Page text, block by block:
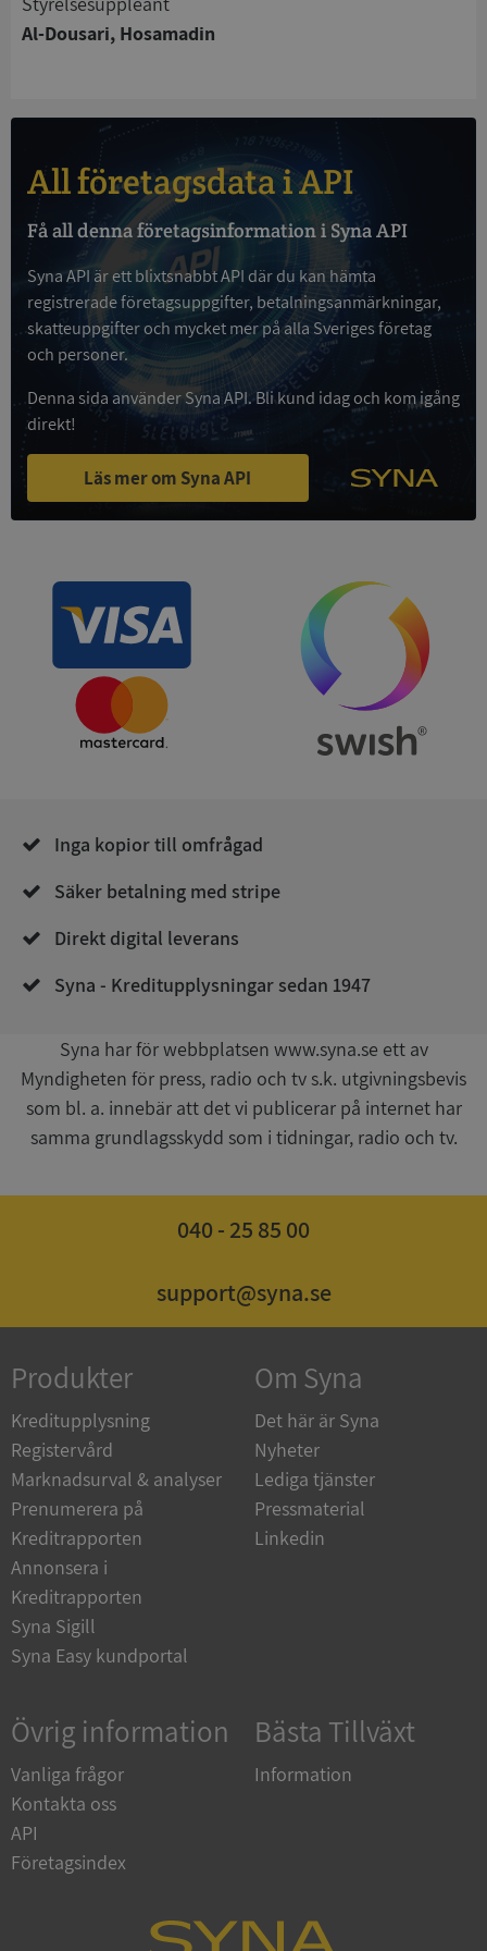
Al-Dousari, Hosamadin
All företagsdata i API
Få all denna företagsinformation i Syna API
Syna API är ett blixtsnabbt API där du kan hämta
registrerade företagsuppgifter, betalningsanmärkningar,
skatteuppgifter och mycket mer på alla Sveriges företag
och personer.
Denna sida använder Syna API. Bli kund idag och kom igång
direkt!
Läs mer om Syna API
Inga kopior till omfrågad
Säker betalning med stripe
Direkt digital leverans
Syna - Kreditupplysningar sedan 1947
Syna har för webbplatsen www.syna.se ett av
Myndigheten för press, radio och tv s.k. utgivningsbevis
som bl. a. innebär att det vi publicerar på internet har
samma grundlagsskydd som i tidningar, radio och tv.
040 - 25 85 00
support@syna.se
Produkter
Kreditupplysning
Registervård
Marknadsurval & analyser
Prenumerera på
Kreditrapporten
Annonsera i
Kreditrapporten
Syna Sigill
Syna Easy kundportal
Om Syna
Det här är Syna
Nyheter
Lediga tjänster
Pressmaterial
Linkedin
Övrig information
Vanliga frågor
Kontakta oss
API
Företagsindex
Bästa Tillväxt
Information
Strikt nödvändiga kakor tillåter
kärnwebbplatsfunktioner som användarinloggning
och kontohantering. Webbplatsen kan inte
Namn
Domän
__RequestVerificationToken
Corporation
de.syna.se
VISITOR_PRIVACY_METADATA
.youtube.com
ASP.NET_SessionId
Microsoft
Corporation
de.syna.se
ARRAffinity
Corporation
upplysningar.syna.se
CookieScriptConsent
.syna.se
månad
www.google.com
ASP.NET_SessionId
__RequestVerificationToken
Microsoft
en.syna.se
Google
Privacy Policy